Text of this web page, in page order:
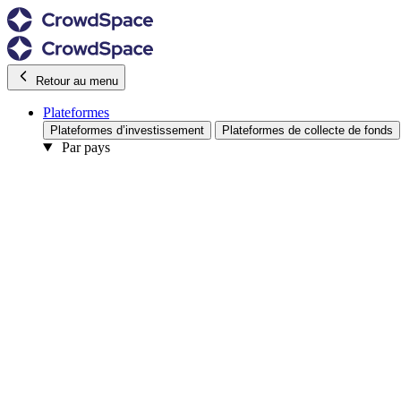
Retour au menu
Plateformes
Plateformes d’investissement Plateformes de collecte de fonds
Par pays